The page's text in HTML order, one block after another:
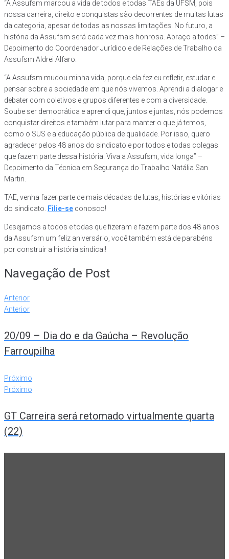
“A Assufsm marcou a vida de todos e todas TAEs da UFSM, pois
nossa carreira, direito e conquistas são decorrentes de muitas lutas
da categoria, apesar de todas as nossas limitações. No futuro, a
história da Assufsm será cada vez mais honrosa. Abraço a todes” –
Depoimento do Coordenador Jurídico e de Relações de Trabalho da
Assufsm Aldrei Alfaro.
“A Assufsm mudou minha vida, porque ela fez eu refletir, estudar e
pensar sobre a sociedade em que nós vivemos. Aprendi a dialogar e
debater com coletivos e grupos diferentes e com a diversidade.
Soube ser democrática e aprendi que, juntos e juntas, nós podemos
conquistar direitos e também lutar para manter o que já temos,
como o SUS e a educação pública de qualidade. Por isso, quero
agradecer pelos 48 anos do sindicato e por todos e todas colegas
que fazem parte dessa história. Viva a Assufsm, vida longa” –
Depoimento da Técnica em Segurança do Trabalho Natália San
Martin.
TAE, venha fazer parte de mais décadas de lutas, histórias e vitórias
do sindicato.
Filie-se conosco!
Desejamos a todos e todas que fizeram e fazem parte dos 48 anos
da Assufsm um feliz aniversário, você também está de parabéns
por construir a história sindical!
Navegação de Post
Anterior
Anterior
20/09 – Dia do e da Gaúcha – Revolução
Farroupilha
Próximo
Próximo
GT Carreira será retomado virtualmente quarta
(22)